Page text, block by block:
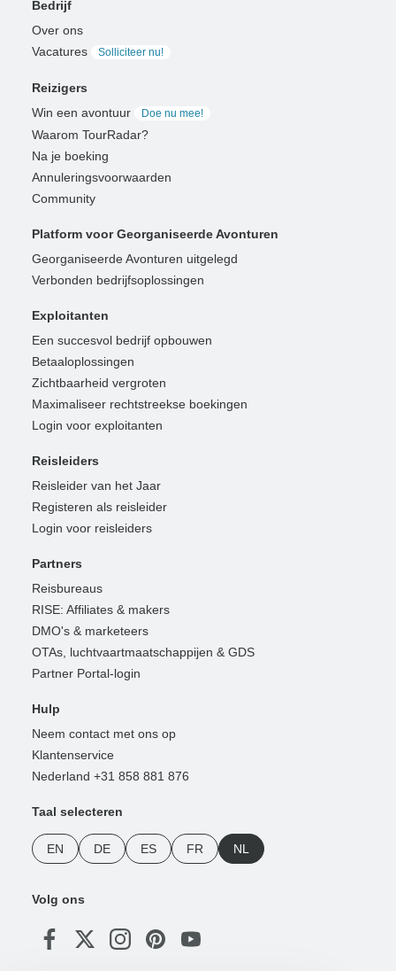
Bedrijf
Over ons
Vacatures
Solliciteer nu!
Reizigers
Win een avontuur
Doe nu mee!
Waarom TourRadar?
Na je boeking
Annuleringsvoorwaarden
Community
Platform voor Georganiseerde Avonturen
Georganiseerde Avonturen uitgelegd
Verbonden bedrijfsoplossingen
Exploitanten
Een succesvol bedrijf opbouwen
Betaaloplossingen
Zichtbaarheid vergroten
Maximaliseer rechtstreekse boekingen
Login voor exploitanten
Reisleiders
Reisleider van het Jaar
Registeren als reisleider
Login voor reisleiders
Partners
Reisbureaus
RISE: Affiliates & makers
DMO's & marketeers
OTAs, luchtvaartmaatschappijen & GDS
Partner Portal-login
Hulp
Neem contact met ons op
Klantenservice
Nederland +31 858 881 876
Taal selecteren
EN DE ES FR NL
Volg ons